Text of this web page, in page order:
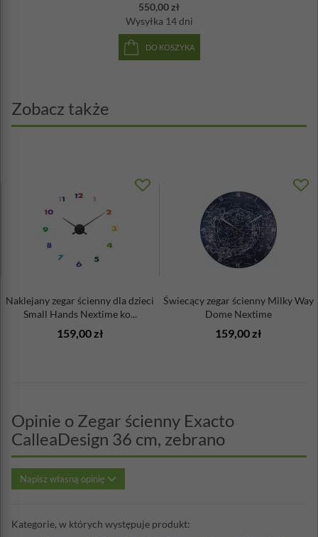
550,00 zł
Wysyłka 14 dni
DO KOSZYKA
Zobacz także
Naklejany zegar ścienny dla dzieci
Small Hands Nextime ko...
159,00 zł
Świecący zegar ścienny Milky Way
Dome Nextime
159,00 zł
Opinie o Zegar ścienny Exacto
CalleaDesign 36 cm, zebrano
Napisz własną opinię
Kategorie, w których występuje produkt: